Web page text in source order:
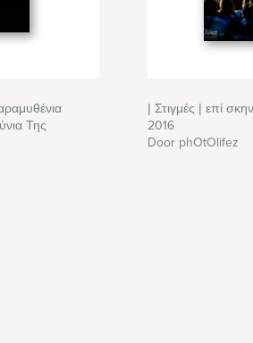
Της
| Στιγμές | επί
2016
Door phOtOlifez